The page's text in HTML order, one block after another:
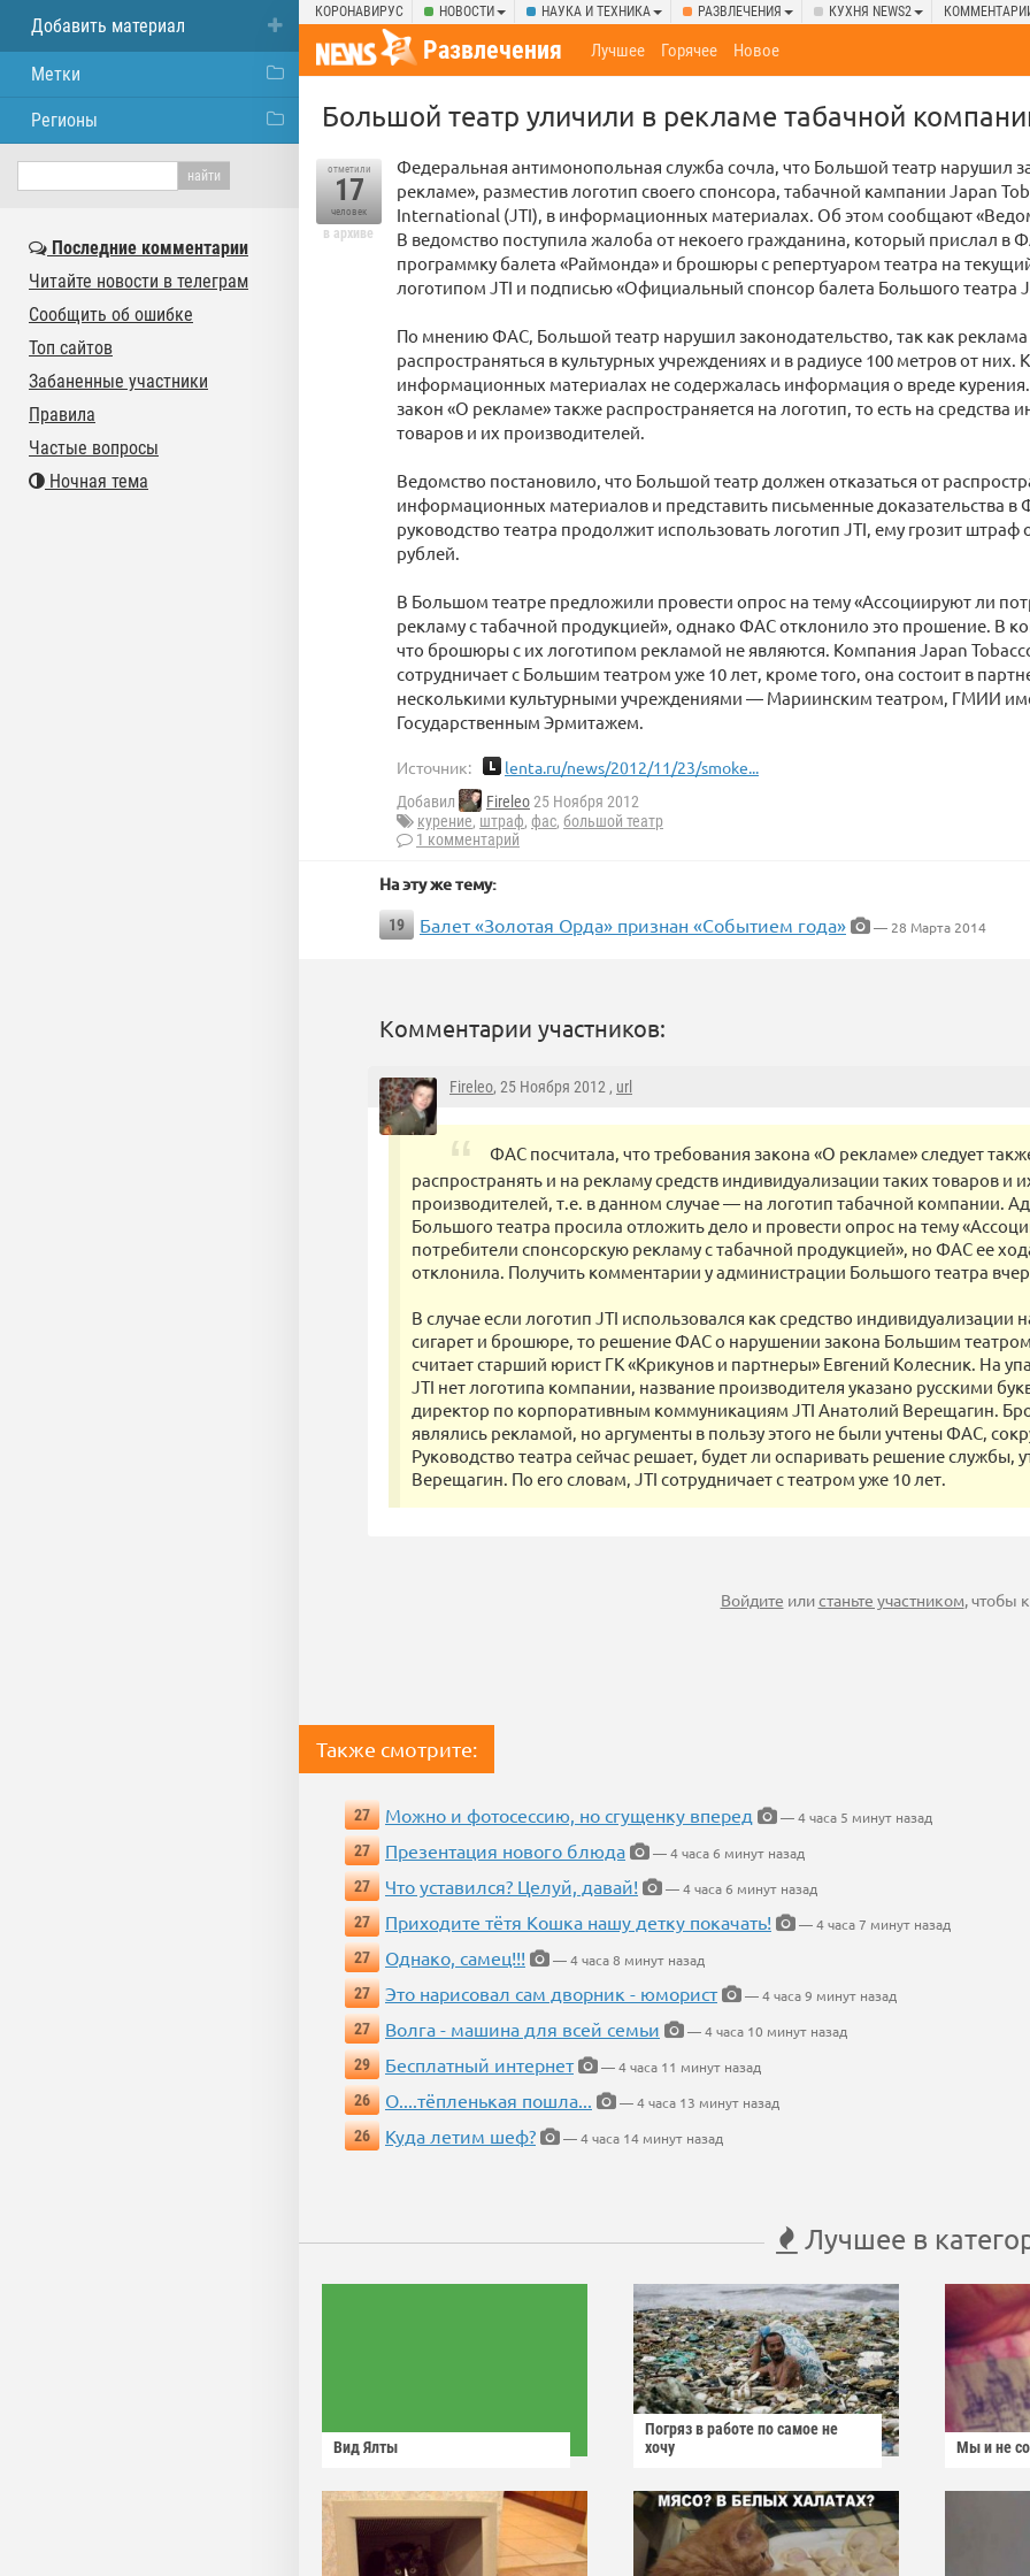
КОРОНАВИРУС НОВОСТИ НАУКА И ТЕХНИКА РАЗВЛЕЧЕНИЯ КУХНЯ NEWS2
Развлечения Лучшее Горячее Новое
Большой театр уличили в рекламе табачной
отметили
17
человек
в архиве
Федеральная антимонопольная служба сочла, что Большой театр нарушил
рекламе», разместив логотип своего спонсора, табачной кампании Japan
International (JTI), в информационных материалах. Об этом сообщают
В ведомство поступила жалоба от некоего гражданина, который прислал в
программку балета «Раймонда» и брошюры с репертуаром театра на
логотипом JTI и подписью «Официальный спонсор балета Большого театра
По мнению ФАС, Большой театр нарушил законодательство, так как
распространяться в культурных учреждениях и в радиусе 100 метров от них.
информационных материалах не содержалась информация о вреде
закон «О рекламе» также распространяется на логотип, то есть на средства
товаров и их производителей.
Ведомство постановило, что Большой театр должен отказаться от
информационных материалов и представить письменные доказательства в
руководство театра продолжит использовать логотип JTI, ему грозит штраф
рублей.
В Большом театре предложили провести опрос на тему «Ассоциируют ли
рекламу с табачной продукцией», однако ФАС отклонило это прошение. В
что брошюры с их логотипом рекламой не являются. Компания Japan
сотрудничает с Большим театром уже 10 лет, кроме того, она состоит в
несколькими культурными учреждениями — Мариинским театром, ГМИИ
Государственным Эрмитажем.
Источник: lenta.ru/news/2012/11/23/smoke...
Добавил Fireleo25 Ноября 2012
курение, штраф, фас, большой театр
1 комментарий
На эту же тему:
19 Балет «Золотая Орда» признан «Событием года» — 28 Марта 2014
Комментарии участников:
Fireleo, 25 Ноября 2012 , url
ФАС посчитала, что требования закона «О рекламе» следует
распространять и на рекламу средств индивидуализации таких товаров и
производителей, т.е. в данном случае — на логотип табачной компании.
Большого театра просила отложить дело и провести опрос на тему
потребители спонсорскую рекламу с табачной продукцией», но ФАС ее
отклонила. Получить комментарии у администрации Большого театра
В случае если логотип JTI использовался как средство индивидуализации
сигарет и брошюре, то решение ФАС о нарушении закона Большим
считает старший юрист ГК «Крикунов и партнеры» Евгений Колесник. На
JTI нет логотипа компании, название производителя указано русскими
директор по корпоративным коммуникациям JTI Анатолий Верещагин.
являлись рекламой, но аргументы в пользу этого не были учтены ФАС,
Руководство театра сейчас решает, будет ли оспаривать решение службы,
Верещагин. По его словам, JTI сотрудничает с театром уже 10 лет.
Войдите илистаньте участником, чтобы
Также смотрите:
27 Можно и фотосессию, но сгущенку вперед
— 4 часа 5 минут назад
27
Презентация нового блюда
— 4 часа 6 минут назад
27
Что уставился? Целуй, давай!
— 4 часа 6 минут назад
27
Приходите тётя Кошка нашу детку покачать!
— 4 часа 7 минут назад
27
Однако, самец!!!
— 4 часа 8 минут назад
27
Это нарисовал сам дворник - юморист
— 4 часа 9 минут назад
27
Волга - машина для всей семьи
— 4 часа 10 минут назад
29
Бесплатный интернет
— 4 часа 11 минут назад
26
О....тёпленькая пошла...
— 4 часа 13 минут назад
26
Куда летим шеф? — 4 часа 14 минут назад
Лучшее в
Вид Ялты
Погряз в работе по самое не
хочу
Мы и не
Добавить материал
Метки
Регионы
Последние комментарии
Читайте новости в телеграм
Сообщить об ошибке
Топ сайтов
Забаненные участники
Правила
Частые вопросы
Ночная тема